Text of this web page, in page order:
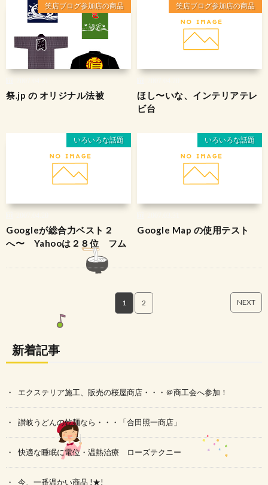
笑店ブログ参加店の商品
祭.jp の オリジナル法被
笑店ブログ参加店の商品
ほし〜いな、インテリアテレ
ビ台
いろいろな話題
Googleが総合力ベスト２
へ〜 Yahooは２８位 フム
いろいろな話題
Google Map の使用テスト
1 2 NEXT
新着記事
エクステリア施工、販売の桜屋商店・・・＠商工会へ参加！
讃岐うどんの乾麺なら・・・「合田照一商店」
快適な睡眠に電位・温熱治療 ローズテクニー
今、一番温かい商品 !★!